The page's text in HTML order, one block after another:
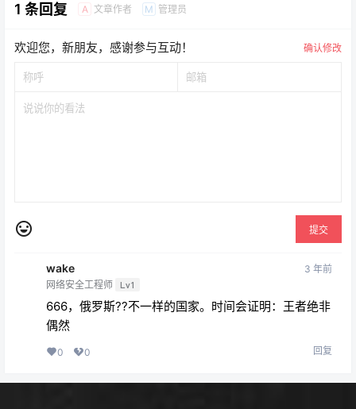
1 条回复 A 文章作者 M 管理员
欢迎您，新朋友，感谢参与互动！ 确认修改
提交
wake
网络安全工程师 Lv1
3 年前
666，俄罗斯??不一样的国家。时间会证明：王者绝非
偶然
0 0 回复